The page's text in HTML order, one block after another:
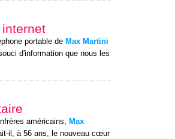
portable de Max Martini
d'information que nous les
américains, Max
il, à 56 ans, le nouveau cœur